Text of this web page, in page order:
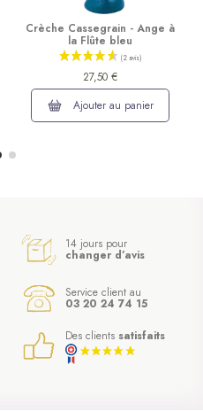
Crèche Cassegrain - Ange à
la Flûte bleu
27,50 €
Ajouter au panier
14 jours pour
changer d’avis
Service client au
03 20 24 74 15
Des clients satisfaits